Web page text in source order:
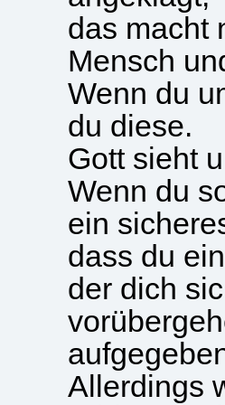
das macht
Mensch
Wenn du
du diese.
Gott sieht
Wenn du
ein
dass du
der dich
Allerdings